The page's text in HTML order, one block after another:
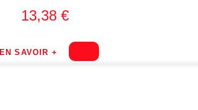
13,38 €
EN SAVOIR +